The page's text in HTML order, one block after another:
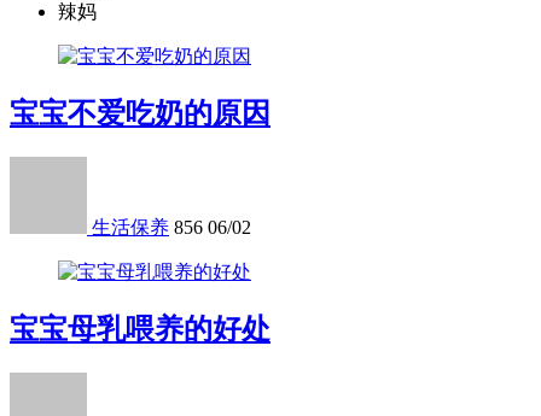
辣妈
宝宝不爱吃奶的原因
生活保养 856 06/02
宝宝母乳喂养的好处